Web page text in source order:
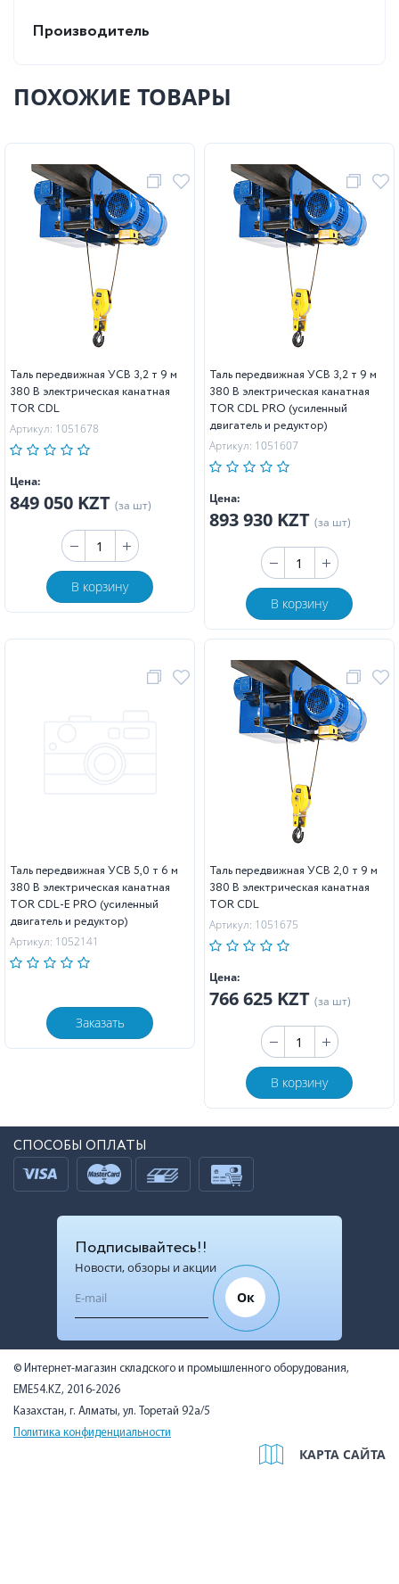
Производитель
ПОХОЖИЕ ТОВАРЫ
Таль передвижная УСВ 3,2 т 9 м
380 В электрическая канатная
TOR CDL
Артикул: 1051678
Цена:
849 050 KZT (за шт)
В корзину
Таль передвижная УСВ 3,2 т 9 м
380 В электрическая канатная
TOR CDL PRO (усиленный
двигатель и редуктор)
Артикул: 1051607
Цена:
893 930 KZT (за шт)
В корзину
Таль передвижная УСВ 5,0 т 6 м
380 В электрическая канатная
TOR CDL-E PRO (усиленный
двигатель и редуктор)
Артикул: 1052141
Заказать
Таль передвижная УСВ 2,0 т 9 м
380 В электрическая канатная
TOR CDL
Артикул: 1051675
Цена:
766 625 KZT (за шт)
В корзину
СПОСОБЫ ОПЛАТЫ
Подписывайтесь!!
Новости, обзоры и акции
Ок
© Интернет-магазин складского и промышленного оборудования,
EME54.KZ, 2016-2026
Казахстан, г. Алматы, ул. Торетай 92а/5
Политика конфиденциальности
КАРТА САЙТА